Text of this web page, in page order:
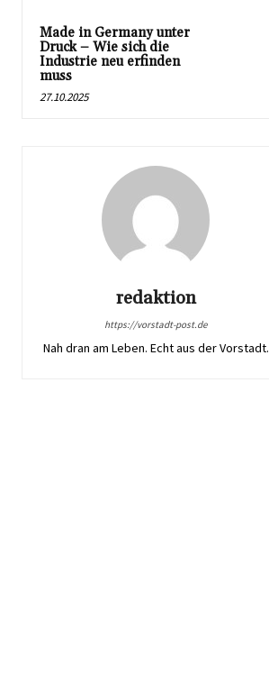
Made in Germany unter
Druck – Wie sich die
Industrie neu erfinden
muss
27.10.2025
redaktion
https://vorstadt-post.de
Nah dran am Leben. Echt aus der Vorstadt.